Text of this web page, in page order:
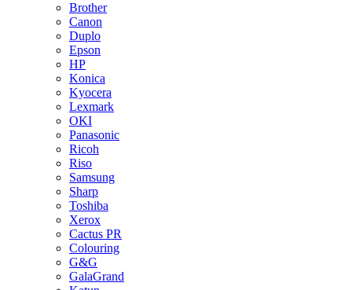
Brother
Canon
Duplo
Epson
HP
Konica
Kyocera
Lexmark
OKI
Panasonic
Ricoh
Riso
Samsung
Sharp
Toshiba
Xerox
Cactus PR
Colouring
G&G
GalaGrand